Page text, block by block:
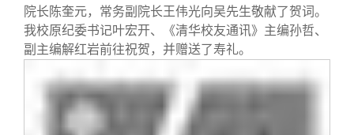
专业委员会
兴趣群体
西南联大校友会
捐赠纪事
捐赠方法
义工计划
《水木清华》
我要订阅
新媒体平台
清华人物
清华故事
青春风采
校友服务
终身学习
信息化服务
校友总会
总会简介
院长陈奎元，常务副院长王伟光向吴先生敬献了贺词。
我校原纪委书记叶宏开、《清华校友通讯》主编孙哲、
副主编解红岩前往祝贺，并赠送了寿礼。